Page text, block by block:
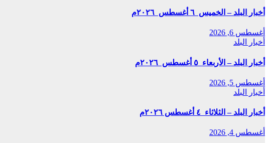
أخبار البلد – الخميس ٦ أغسطس ٢٠٢٦م
أغسطس 6, 2026
أخبار البلد
أخبار البلد – الأربعاء ٥ أغسطس ٢٠٢٦م
أغسطس 5, 2026
أخبار البلد
أخبار البلد – الثلاثاء ٤ أغسطس ٢٠٢٦م
أغسطس 4, 2026